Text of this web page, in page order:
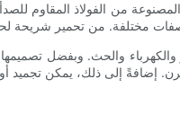
من الفولاذ المقاوم
والحث. وبفضل